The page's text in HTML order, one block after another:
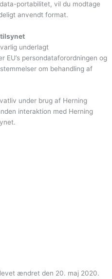
portabilitet, vil du modtage
anvendt format.
underlagt
EU’s persondataforordningen og
om behandling af
under brug af Herning
interaktion med Herning
ændret den 20. maj 2020.